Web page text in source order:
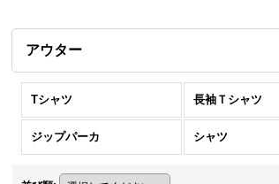
アウター
Tシャツ 長袖Ｔシャツ
ジップパーカ シャツ